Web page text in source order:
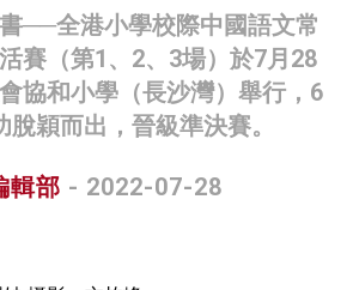
──全港小學校際中國語文常
賽（第1、2、3場）於7月28
協和小學（長沙灣）舉行，6
穎而出，晉級準決賽。
輯部 - 2022-07-28